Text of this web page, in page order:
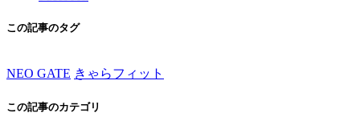
この記事のタグ
NEO GATE きゃらフィット
この記事のカテゴリ